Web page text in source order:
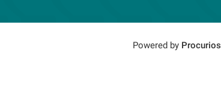
op op
Powered by Procurios